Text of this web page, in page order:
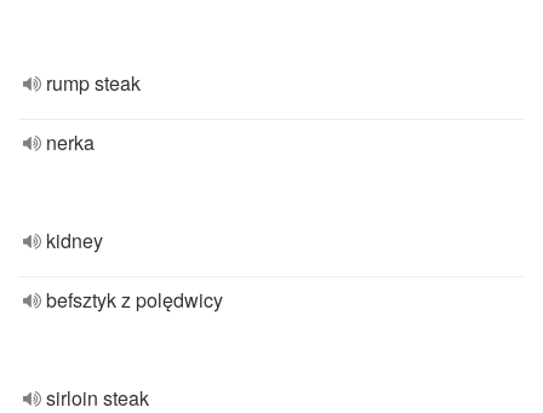
rump steak
nerka
kidney
befsztyk z polędwicy
sirloin steak